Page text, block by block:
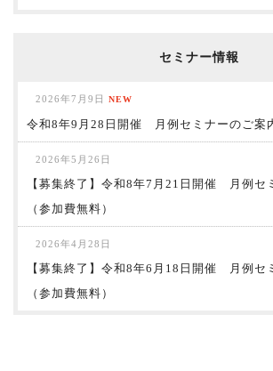
セミナー情報
2026年7月9日 NEW
令和8年9月28日開催 月例セミナーのご案
2026年5月26日
【募集終了】令和8年7月21日開催 月例セ
（参加費無料）
2026年4月28日
【募集終了】令和8年6月18日開催 月例セ
（参加費無料）